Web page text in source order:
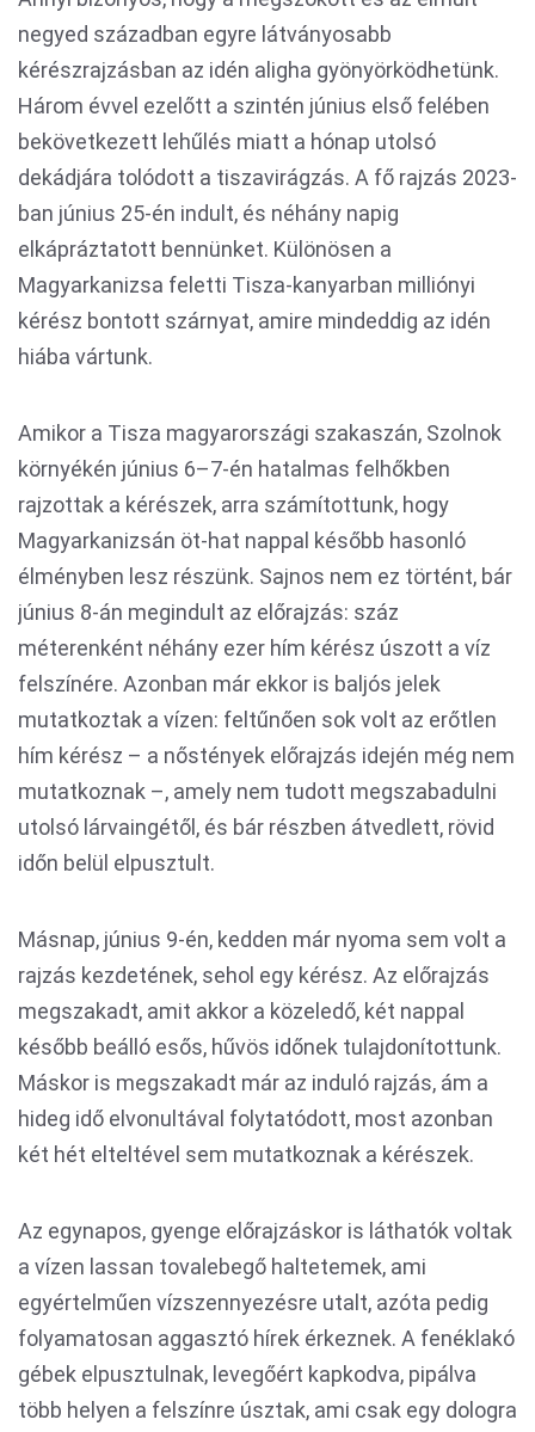
negyed században egyre látványosabb
kérészrajzásban az idén aligha gyönyörködhetünk.
Három évvel ezelőtt a szintén június első felében
bekövetkezett lehűlés miatt a hónap utolsó
dekádjára tolódott a tiszavirágzás. A fő rajzás 2023-
ban június 25-én indult, és néhány napig
elkápráztatott bennünket. Különösen a
Magyarkanizsa feletti Tisza-kanyarban milliónyi
kérész bontott szárnyat, amire mindeddig az idén
hiába vártunk.
Amikor a Tisza magyarországi szakaszán, Szolnok
környékén június 6–7-én hatalmas felhőkben
rajzottak a kérészek, arra számítottunk, hogy
Magyarkanizsán öt-hat nappal később hasonló
élményben lesz részünk. Sajnos nem ez történt, bár
június 8-án megindult az előrajzás: száz
méterenként néhány ezer hím kérész úszott a víz
felszínére. Azonban már ekkor is baljós jelek
mutatkoztak a vízen: feltűnően sok volt az erőtlen
hím kérész – a nőstények előrajzás idején még nem
mutatkoznak –, amely nem tudott megszabadulni
utolsó lárvaingétől, és bár részben átvedlett, rövid
időn belül elpusztult.
Másnap, június 9-én, kedden már nyoma sem volt a
rajzás kezdetének, sehol egy kérész. Az előrajzás
megszakadt, amit akkor a közeledő, két nappal
később beálló esős, hűvös időnek tulajdonítottunk.
Máskor is megszakadt már az induló rajzás, ám a
hideg idő elvonultával folytatódott, most azonban
két hét elteltével sem mutatkoznak a kérészek.
Az egynapos, gyenge előrajzáskor is láthatók voltak
a vízen lassan tovalebegő haltetemek, ami
egyértelműen vízszennyezésre utalt, azóta pedig
folyamatosan aggasztó hírek érkeznek. A fenéklakó
gébek elpusztulnak, levegőért kapkodva, pipálva
több helyen a felszínre úsztak, ami csak egy dologra